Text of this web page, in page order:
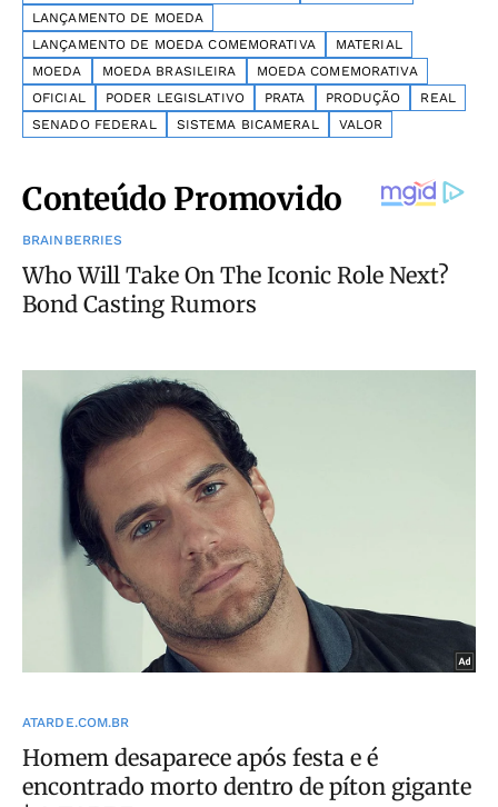
LANÇAMENTO DE MOEDA
LANÇAMENTO DE MOEDA COMEMORATIVA
MATERIAL
MOEDA
MOEDA BRASILEIRA
MOEDA COMEMORATIVA
OFICIAL
PODER LEGISLATIVO PRATA PRODUÇÃO
REAL
SENADO FEDERAL
SISTEMA BICAMERAL VALOR